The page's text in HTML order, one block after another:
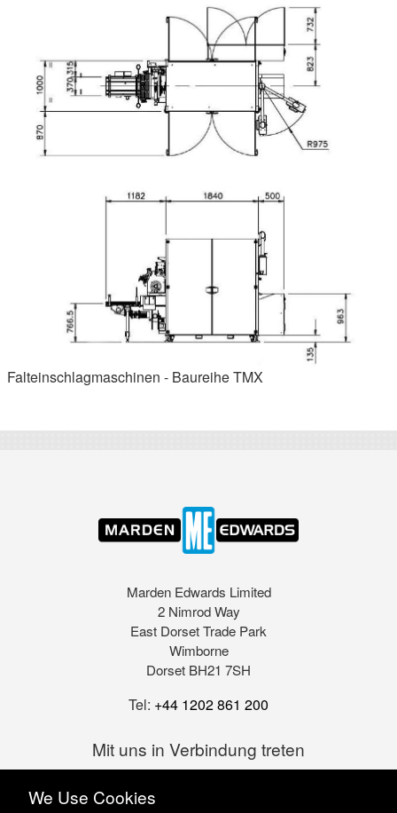
Falteinschlagmaschinen - Baureihe TMX
Marden Edwards Limited
2 Nimrod Way
East Dorset Trade Park
Wimborne
Dorset BH21 7SH
Tel: +44 1202 861 200
Mit uns in Verbindung treten
We Use Cookies